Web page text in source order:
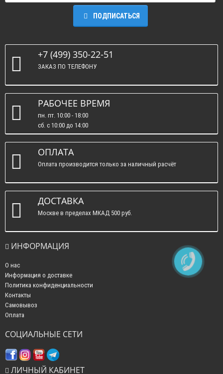
ПОДПИСАТЬСЯ
+7 (499) 350-22-51
ЗАКАЗ ПО ТЕЛЕФОНУ
РАБОЧЕЕ ВРЕМЯ
пн. пт. 10:00 - 18:00
сб. c 10:00 до 14:00
вс. : выходные.
ОПЛАТА
Оплата производится только за наличный расчёт
ДОСТАВКА
Москве в пределах МКАД 500 руб.
ИНФОРМАЦИЯ
О нас
Информация о доставке
Политика конфиденциальности
Контакты
Самовывоз
Оплата
СОЦИАЛЬНЫЕ СЕТИ
ЛИЧНЫЙ КАБИНЕТ